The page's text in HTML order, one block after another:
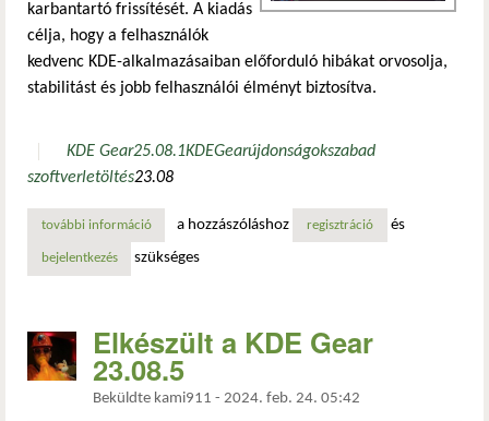
karbantartó frissítését. A kiadás
célja, hogy a felhasználók
kedvenc KDE-alkalmazásaiban előforduló hibákat orvosolja,
stabilitást és jobb felhasználói élményt biztosítva.
KDE Gear25.08.1KDEGearújdonságokszabad
szoftverletöltés23.08
további információkde gear 25.08.1: karbantartó frissítés a legnépszerűbb
a hozzászóláshoz regisztráció és
bejelentkezés szükséges
Elkészült a KDE Gear
23.08.5
Beküldte kami911 - 2024. feb. 24. 05:42